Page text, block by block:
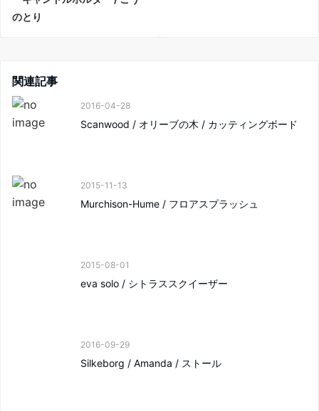
のとり
関連記事
2016-04-28
Scanwood / オリーブの木 / カッティングボード
2015-11-13
Murchison-Hume / フロアスプラッシュ
2015-08-01
eva solo / シトラススクイーザー
2016-09-29
Silkeborg / Amanda / ストール